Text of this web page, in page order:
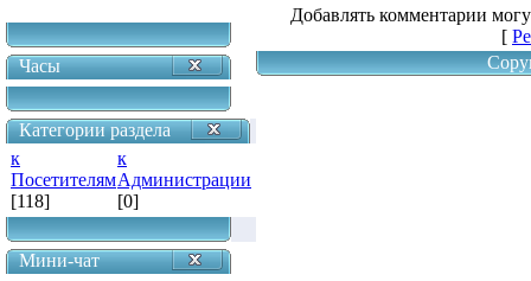
Часы
Категории раздела
к
Посетителям
[118]
к
Администрации
[0]
Мини-чат
Добавлять комментарии
[